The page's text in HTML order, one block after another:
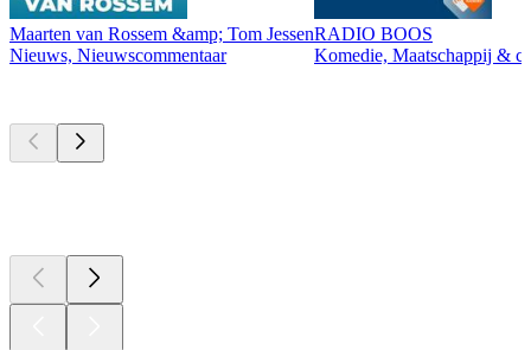
Maarten van Rossem &amp; Tom Jessen
Nieuws, Nieuwscommentaar
RADIO BOOS
Komedie, Maatschappij &